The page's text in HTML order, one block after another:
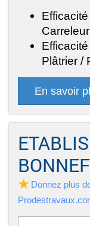
Carreleur
Plâtrier /
En savoir
Donnez plus